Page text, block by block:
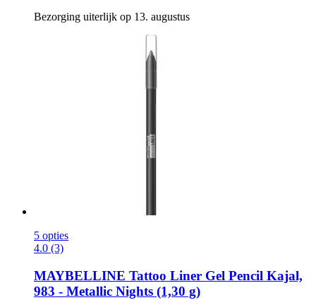
Bezorging uiterlijk op 13. augustus
5 opties
4.0 (3)
MAYBELLINE Tattoo Liner Gel Pencil Kajal,
983 -​ Metallic Nights (1,30 g)